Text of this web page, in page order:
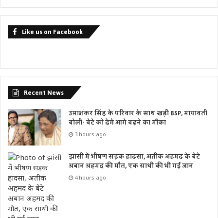
है। इसका असर बाजार, प्रति व्यक्ति आय एवं विकास पर दिख रहा है।
उन्होंने कहा कि भारत सरकार की 44 महत्वपूर्ण योजनाओें में उत्तर प्रदेश
है। चार वर्ष पूर्व, उत्तर प्रदेश देश की छठीं अर्थव्यवस्था थी, जो आज दूसरी
अर्थव्यवस्था बन गयी है। उन्होंने कहा कि यह नया उत्तर प्रदेश है। वर्तमान
राज्य सरकार का लक्ष्य है कि अगले 06 वर्ष में उत्तर प्रदेश की अर्थव्यवस्था
को नम्बर एक अर्थव्यवस्था बनाया जाए। इसके लिए सरकार के साथ
सभी को मिलकर कार्य करना होगा।
मुख्यमंत्री जी ने प्रसन्नता व्यक्त की कि राजस्व विभाग द्वारा विभिन्न
प्रक्रियाओं का सरलीकरण किया गया है। राजस्व विभाग द्वारा रिकार्डाें की
डिजिटलीकरण किया गया। वरासत दर्ज करने की प्रक्रिया को सरल बनाते
हुए वरासत से सम्बन्धित 13 लाख मामलों का एक समय सीमा के अन्दर
निस्तारण किया गया। उन्होंने कहा कि जब समय से काम नहीं होता है तो
लोगों के मन में अविश्वास पैदा होता है। यह अविश्वास विवाद और
Like us on Facebook
Recent News
उमाशंकर सिंह के परिवार के साथ खड़ी BSP, मायावती
बोलीं- बेटे को देंगे आगे बढ़ने का मौका
3 hours ago
झांसी में भीषण सड़क हादसा, अतीक अहमद के बेटे
अबान अहमद की मौत, एक साथी की भी गई जान
4 hours ago